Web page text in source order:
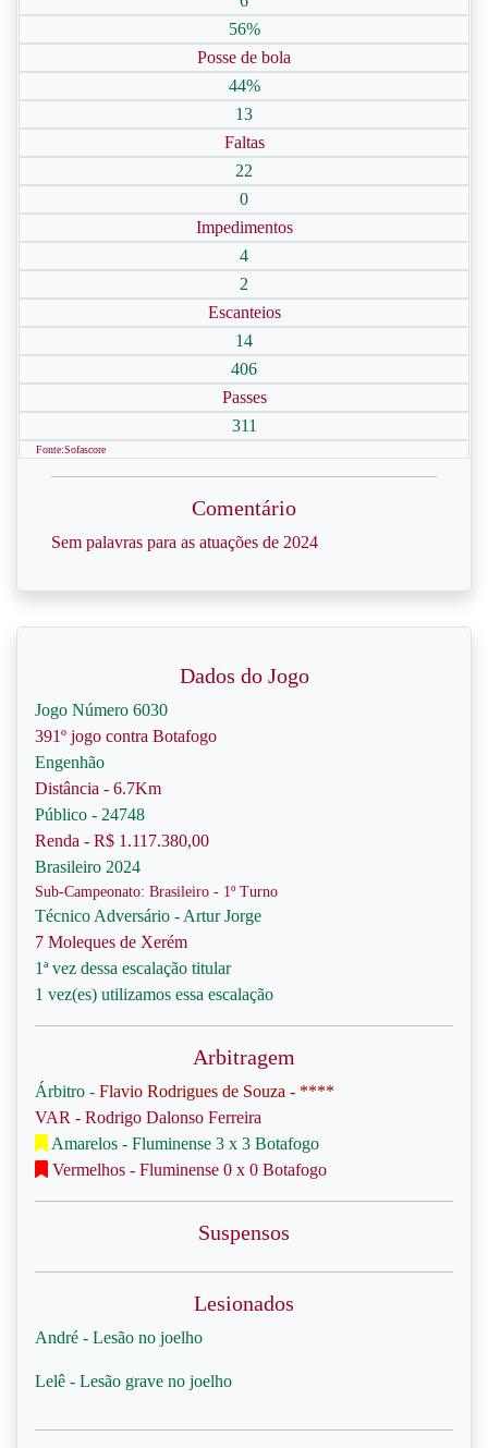
56%
Posse de bola
44%
13
Faltas
22
0
Impedimentos
4
2
Escanteios
14
406
Passes
311
Fonte:Sofascore
Comentário
Sem palavras para as atuações de 2024
Dados do Jogo
Jogo Número 6030
391º jogo contra Botafogo
Engenhão
Distância - 6.7Km
Público - 24748
Renda - R$ 1.117.380,00
Brasileiro 2024
Sub-Campeonato: Brasileiro - 1º Turno
Técnico Adversário - Artur Jorge
7 Moleques de Xerém
1ª vez dessa escalação titular
1 vez(es) utilizamos essa escalação
Arbitragem
Árbitro - Flavio Rodrigues de Souza - ****
VAR - Rodrigo Dalonso Ferreira
Amarelos - Fluminense 3 x 3 Botafogo
Vermelhos - Fluminense 0 x 0 Botafogo
Suspensos
Lesionados
André - Lesão no joelho
Lelê - Lesão grave no joelho